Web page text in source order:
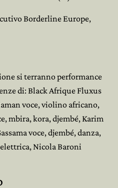
Borderline Europe,
si terranno performance
di: Black Afrique Fluxus
voce, violino africano,
mbira, kora, djembé, Karim
voce, djembé, danza,
Nicola Baroni